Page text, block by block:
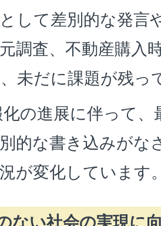
して差別的な発言
調査、不動産購入
未だに課題が残っ
化の進展に伴って
的な書き込みがな
が変化しています
ない社会の実現に